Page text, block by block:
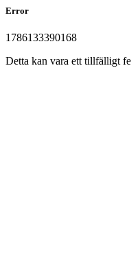
Error
1786133390168
Detta kan vara ett tillfälligt